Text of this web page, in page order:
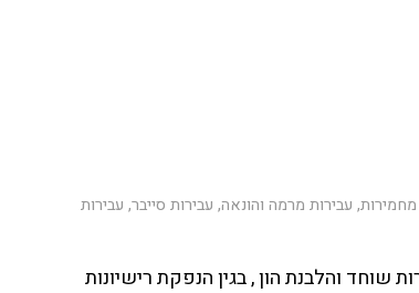
, עבירות מרמה והונאה, עבירות סייבר, עבירות
והלבנת הון , בגין הנפקת רישיונות